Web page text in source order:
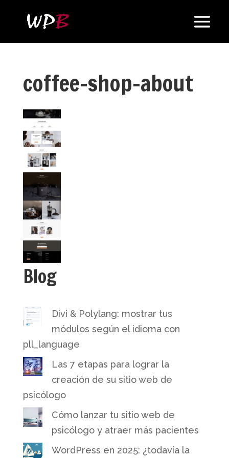
coffee-shop-about
Blog
Divi & Polylang: mostrar tus
módulos según el idioma con
pll_language
Las 7 etapas para lograr la
creación de su sitio web de
psicólogo
Cómo lanzar tu sitio web de
psicólogo y atraer más pacientes
WordPress en 2025: ¿todavía la